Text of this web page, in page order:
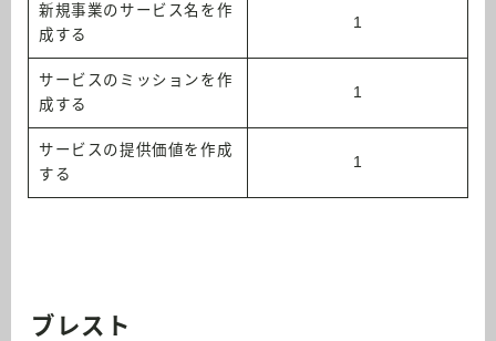
新規事業のサービス名を作
成する
1
サービスのミッションを作
成する
1
サービスの提供価値を作成
する
1
ブレスト